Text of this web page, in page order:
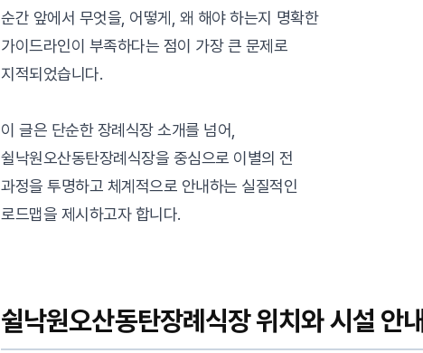
순간 앞에서 무엇을, 어떻게, 왜 해야 하는지 명확한
가이드라인이 부족하다는 점이 가장 큰 문제로
지적되었습니다.
이 글은 단순한 장례식장 소개를 넘어,
쉴낙원오산동탄장례식장을 중심으로 이별의 전
과정을 투명하고 체계적으로 안내하는 실질적인
로드맵을 제시하고자 합니다.
쉴낙원오산동탄장례식장 위치와 시설 안내